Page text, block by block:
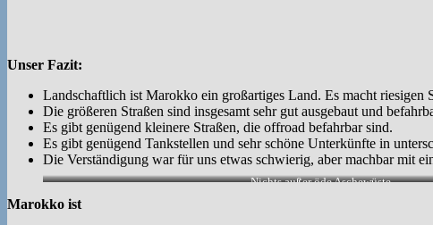
Unser Fazit:
Landschaftlich ist Marokko ein großartiges Land. Es macht riesigen
Die größeren Straßen sind insgesamt sehr gut ausgebaut und
Es gibt genügend kleinere Straßen, die offroad befahrbar sind.
Es gibt genügend Tankstellen und sehr schöne Unterkünfte in
Die Verständigung war für uns etwas schwierig, aber machbar mit
Nichts außer öde Aschewüste.
Marokko ist